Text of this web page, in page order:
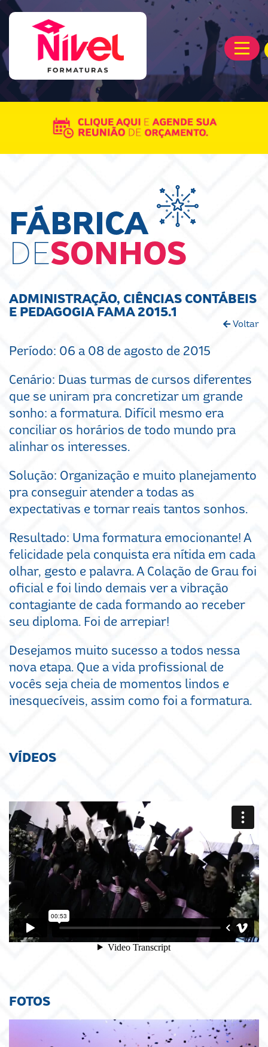
FÁBRICA
DESONHOS
ADMINISTRAÇÃO, CIÊNCIAS CONTÁBEIS
E PEDAGOGIA FAMA 2015.1
Voltar
Período: 06 a 08 de agosto de 2015
Cenário: Duas turmas de cursos diferentes
que se uniram pra concretizar um grande
sonho: a formatura. Difícil mesmo era
conciliar os horários de todo mundo pra
alinhar os interesses.
Solução: Organização e muito planejamento
pra conseguir atender a todas as
expectativas e tornar reais tantos sonhos.
Resultado: Uma formatura emocionante! A
felicidade pela conquista era nítida em cada
olhar, gesto e palavra. A Colação de Grau foi
oficial e foi lindo demais ver a vibração
contagiante de cada formando ao receber
seu diploma. Foi de arrepiar!
Desejamos muito sucesso a todos nessa
nova etapa. Que a vida profissional de
vocês seja cheia de momentos lindos e
inesquecíveis, assim como foi a formatura.
VÍDEOS
FOTOS